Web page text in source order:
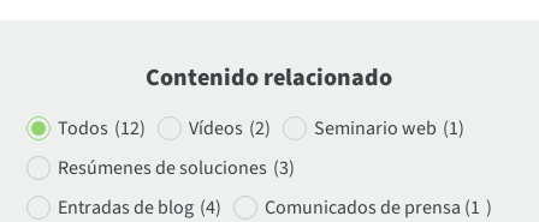
Contenido relacionado
Todos (12) Vídeos (2) Seminario web (1)
Resúmenes de soluciones (3)
Entradas de blog (4) Comunicados de prensa (1 )